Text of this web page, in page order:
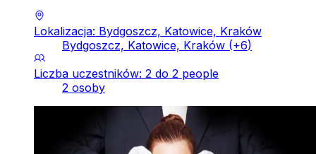
Lokalizacja: Bydgoszcz, Katowice, Kraków
Bydgoszcz, Katowice, Kraków (+6)
Liczba uczestników: 2 do 2 people
2 osoby